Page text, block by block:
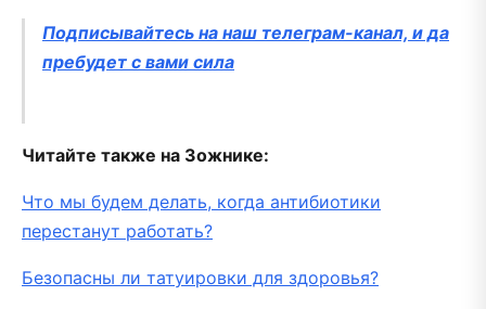
Подписывайтесь на наш телеграм-канал, и да
пребудет с вами сила
Читайте также на Зожнике:
Что мы будем делать, когда антибиотики
перестанут работать?
Безопасны ли татуировки для здоровья?